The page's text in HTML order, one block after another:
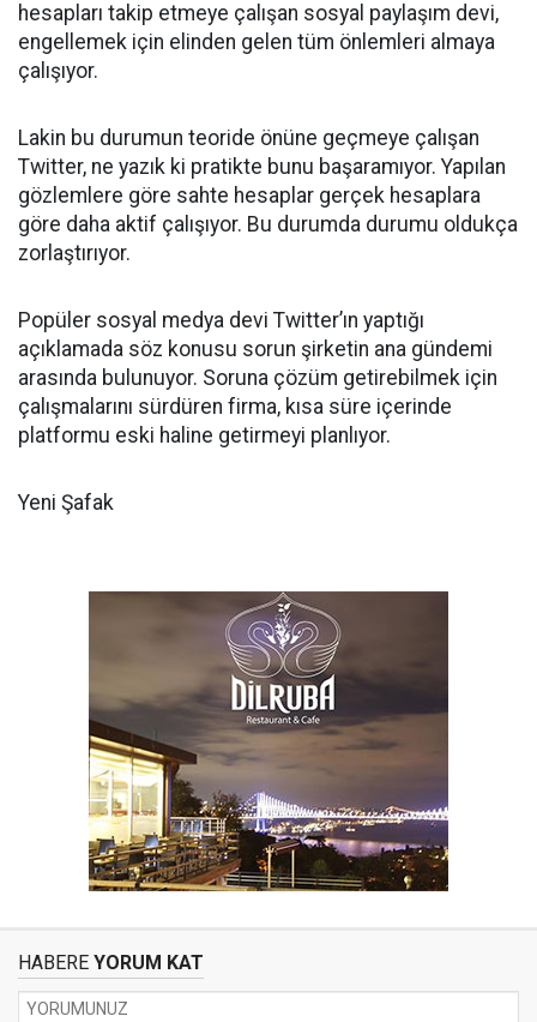
hesapları takip etmeye çalışan sosyal paylaşım devi,
engellemek için elinden gelen tüm önlemleri almaya
çalışıyor.
Lakin bu durumun teoride önüne geçmeye çalışan
Twitter, ne yazık ki pratikte bunu başaramıyor. Yapılan
gözlemlere göre sahte hesaplar gerçek hesaplara
göre daha aktif çalışıyor. Bu durumda durumu oldukça
zorlaştırıyor.
Popüler sosyal medya devi Twitter’ın yaptığı
açıklamada söz konusu sorun şirketin ana gündemi
arasında bulunuyor. Soruna çözüm getirebilmek için
çalışmalarını sürdüren firma, kısa süre içerinde
platformu eski haline getirmeyi planlıyor.
Yeni Şafak
HABERE YORUM KAT